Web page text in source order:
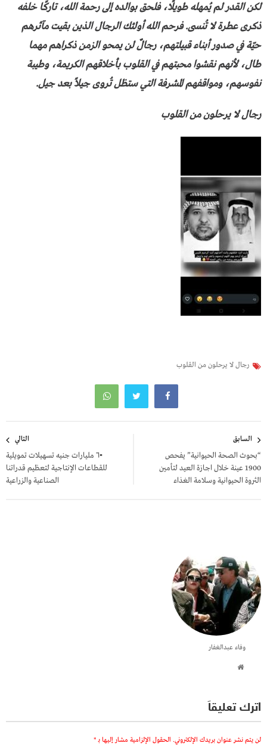
لكن القدر لم يُمهله طويلًا، فلحق بوالده إلى رحمة الله، تاركًا خلفه
ذكرى عطرة لا تُنسى. فرحم الله أولئك الرجال الذين بقيت مآثرهم
حيّة في صدور أبناء قبيلتهم، رجالٌ لن يمحو الزمن ذكراهم مهما
طال، لأنهم نقشوا محبتهم في القلوب بأخلاقهم الكريمة، وطيبة
نفوسهم، ومواقفهم المشرفة التي ستظل تُروى جيلاً بعد جيل.
رجال لا يرحلون من القلوب
رجال لا يرحلون من القلوب
المقالات
السابق
“بحوث الصحة الحيوانية” يفحص
1900 عينة خلال اجازة العيد لتأمين
الثروة الحيوانية وسلامة الغذاء
التالي
▪︎٦ مليارات جنيه تسهيلات تمويلية
للقطاعات الإنتاجية لتعظيم قدراتنا
الصناعية والزراعية
وفاء عبدالغفار
اترك تعليقاً
لن يتم نشر عنوان بريدك الإلكتروني. الحقول الإلزامية مشار إليها بـ *